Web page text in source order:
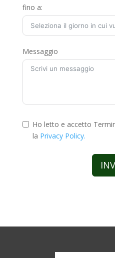
fino a:
Messaggio
Ho letto e accetto
la Privacy Policy.